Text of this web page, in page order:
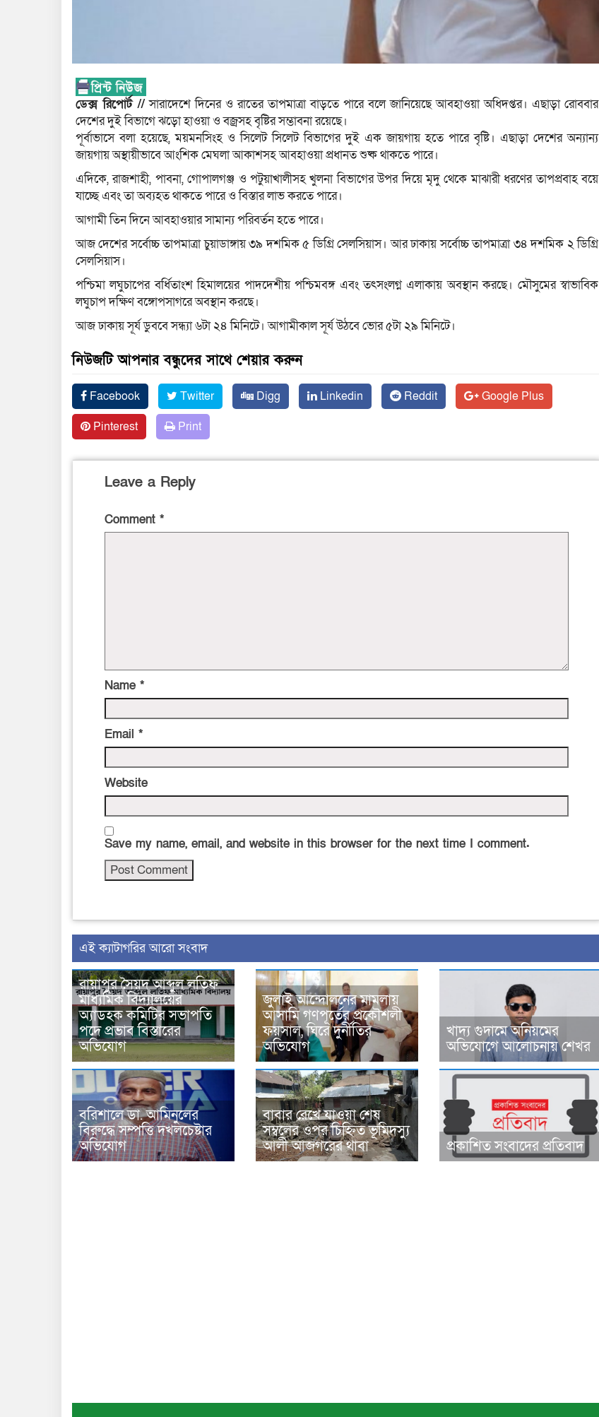
ডেক্স রিপোর্ট // সারাদেশে দিনের ও রাতের তাপমাত্রা বাড়তে পারে বলে জানিয়েছে আবহাওয়া অধিদপ্তর। এছাড়া রোববার
দেশের দুই বিভাগে ঝড়ো হাওয়া ও বজ্রসহ বৃষ্টির সম্ভাবনা রয়েছে।
পূর্বাভাসে বলা হয়েছে, ময়মনসিংহ ও সিলেট সিলেট বিভাগের দুই এক জায়গায় হতে পারে বৃষ্টি। এছাড়া দেশের অন্যান্য
জায়গায় অস্থায়ীভাবে আংশিক মেঘলা আকাশসহ আবহাওয়া প্রধানত শুষ্ক থাকতে পারে।
এদিকে, রাজশাহী, পাবনা, গোপালগঞ্জ ও পটুয়াখালীসহ খুলনা বিভাগের উপর দিয়ে মৃদু থেকে মাঝারী ধরণের তাপপ্রবাহ বয়ে
যাচ্ছে এবং তা অব্যহত থাকতে পারে ও বিস্তার লাভ করতে পারে।
আগামী তিন দিনে আবহাওয়ার সামান্য পরিবর্তন হতে পারে।
আজ দেশের সর্বোচ্চ তাপমাত্রা চুয়াডাঙ্গায় ৩৯ দশমিক ৫ ডিগ্রি সেলসিয়াস। আর ঢাকায় সর্বোচ্চ তাপমাত্রা ৩৪ দশমিক ২ ডিগ্রি
সেলসিয়াস।
পশ্চিমা লঘুচাপের বর্ধিতাংশ হিমালয়ের পাদদেশীয় পশ্চিমবঙ্গ এবং তৎসংলগ্ন এলাকায় অবস্থান করছে। মৌসুমের স্বাভাবিক
লঘুচাপ দক্ষিণ বঙ্গোপসাগরে অবস্থান করছে।
আজ ঢাকায় সূর্য ডুববে সন্ধ্যা ৬টা ২৪ মিনিটে। আগামীকাল সূর্য উঠবে ভোর ৫টা ২৯ মিনিটে।
নিউজটি আপনার বন্ধুদের সাথে শেয়ার করুন
Facebook Twitter Digg Linkedin Reddit
Google Plus
Pinterest
Print
Leave a Reply
Comment *
Name *
Email *
Website
Save my name, email, and website in this browser for the next time I comment.
‍এই ক্যাটাগরির ‍আরো সংবাদ
রায়াপুর সৈয়দ আব্দুল লতিফ
মাধ্যমিক বিদ্যালয়ের
অ্যাডহক কমিটির সভাপতি
পদে প্রভাব বিস্তারের
অভিযোগ
জুলাই আন্দোলনের মামলায়
আসামি গণপূর্তের প্রকৌশলী
ফয়সাল, ঘিরে দুর্নীতির
অভিযোগ
খাদ্য গুদামে অনিয়মের
অভিযোগে আলোচনায় শেখর
বরিশালে ডা. আমিনুলের
বিরুদ্ধে সম্পত্তি দখলচেষ্টার
অভিযোগ
বাবার রেখে যাওয়া শেষ
সম্বলের ওপর চিহ্নিত ভূমিদস্যু
আলী আজগরের থাবা
প্রকাশিত সংবাদের প্রতিবাদ